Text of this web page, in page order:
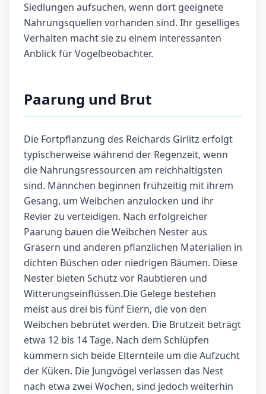
Siedlungen aufsuchen, wenn dort geeignete
Nahrungsquellen vorhanden sind. Ihr geselliges
Verhalten macht sie zu einem interessanten
Anblick für Vogelbeobachter.
Paarung und Brut
Die Fortpflanzung des Reichards Girlitz erfolgt
typischerweise während der Regenzeit, wenn
die Nahrungsressourcen am reichhaltigsten
sind. Männchen beginnen frühzeitig mit ihrem
Gesang, um Weibchen anzulocken und ihr
Revier zu verteidigen. Nach erfolgreicher
Paarung bauen die Weibchen Nester aus
Gräsern und anderen pflanzlichen Materialien in
dichten Büschen oder niedrigen Bäumen. Diese
Nester bieten Schutz vor Raubtieren und
Witterungseinflüssen.Die Gelege bestehen
meist aus drei bis fünf Eiern, die von den
Weibchen bebrütet werden. Die Brutzeit beträgt
etwa 12 bis 14 Tage. Nach dem Schlüpfen
kümmern sich beide Elternteile um die Aufzucht
der Küken. Die Jungvögel verlassen das Nest
nach etwa zwei Wochen, sind jedoch weiterhin